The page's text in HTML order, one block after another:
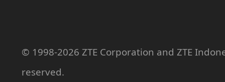
© 1998-2026 ZTE Corporation and ZTE
reserved.